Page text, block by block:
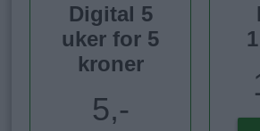
Digital 5
uker for 5
kroner
5,-